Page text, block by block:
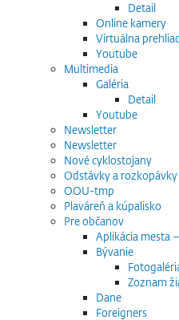
Detail
Online kamery
Virtuálna
Youtube
Multimedia
Galéria
Detail
Youtube
Newsletter
Newsletter
Nové cyklostojany
Odstávky a rozkopávky
OOU-tmp
Plaváreň a kúpalisko
Pre občanov
Aplikácia mesta
Bývanie
Zoznam
Dane
Foreigners